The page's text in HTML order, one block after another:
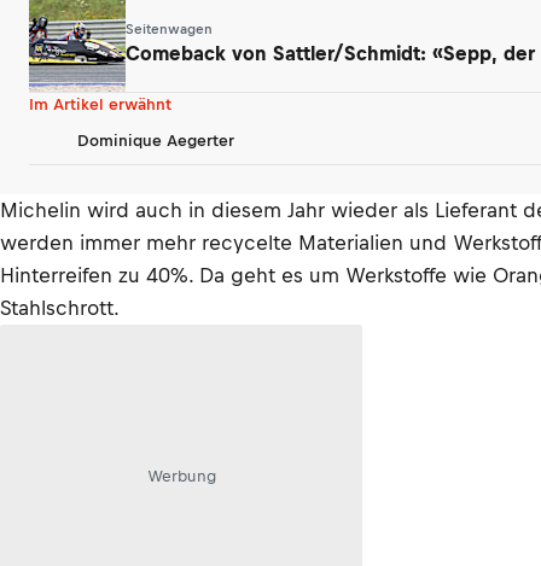
Seitenwagen
Comeback von Sattler/Schmidt: «Sepp,
Im Artikel erwähnt
Dominique Aegerter
Michelin wird auch in diesem Jahr wieder als Lieferant
werden immer mehr recycelte Materialien und
Hinterreifen zu 40%. Da geht es um Werkstoffe wie
Stahlschrott.
Werbung